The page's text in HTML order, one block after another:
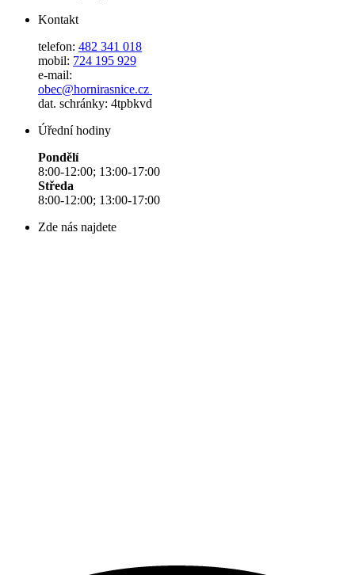
Kontakt
telefon: 482 341 018
mobil: 724 195 929
e-mail:
obec@hornirasnice.cz
dat. schránky: 4tpbkvd
Úřední hodiny
Pondělí
8:00-12:00; 13:00-17:00
Středa
8:00-12:00; 13:00-17:00
Zde nás najdete